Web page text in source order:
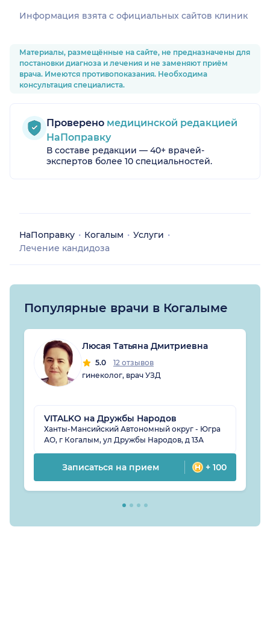
Информация взята c официальных сайтов клиник
Материалы, размещённые на сайте, не предназначены для
постановки диагноза и лечения и не заменяют приём
врача. Имеются противопоказания. Необходима
консультация специалиста.
Проверено медицинской редакцией
НаПоправку
В составе редакции — 40+ врачей-
экспертов более 10 специальностей.
НаПоправку Когалым
Услуги
Лечение кандидоза
Популярные врачи в Когалыме
Люсая Татьяна Дмитриевна
5.0
12 отзывов
гинеколог, врач УЗД
VITALKO на Дружбы Народов
Ханты-Мансийский Автономный округ - Югра
АО, г Когалым, ул Дружбы Народов, д 13А
Записаться на прием + 100